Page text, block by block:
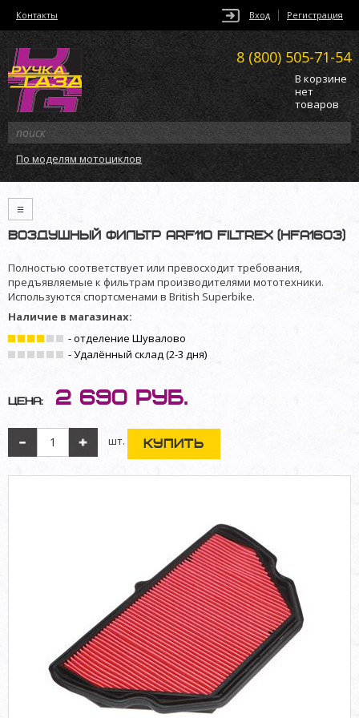
Вход Регистрация
Контакты
8 (800) 505-71-54
В корзине
нет
товаров
По моделям мотоциклов
≡
Воздушный фильтр ARF110 Filtrex (HFA1603)
Полностью соответствует или превосходит требования,
предъявляемые к фильтрам производителями мототехники.
Используются спортсменами в British Superbike.
Наличие в магазинах:
- отделение Шувалово
- Удалённый склад (2-3 дня)
Цена: 2 690 руб.
шт.